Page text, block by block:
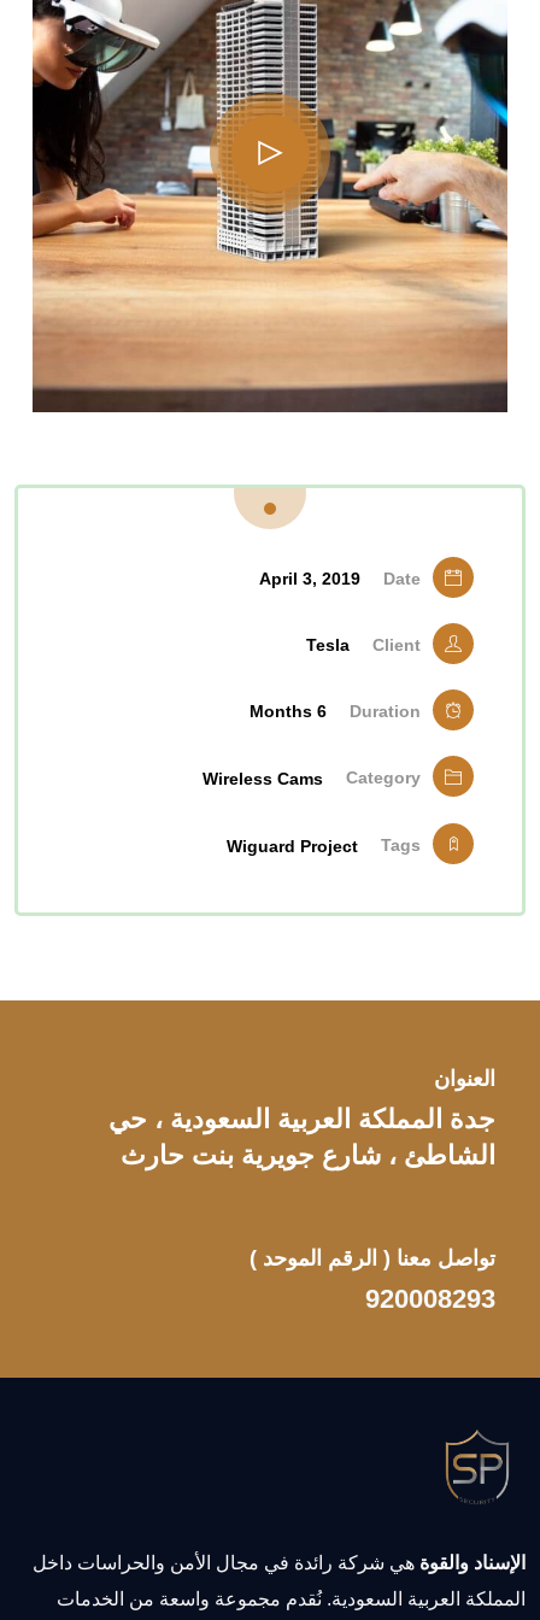
Date
April 3, 2019
Client
Tesla
Duration
6 Months
Category
Wireless Cams
Tags
Wiguard Project
العنوان
جدة المملكة العربية السعودية ، حي
الشاطئ ، شارع جويرية بنت حارث
تواصل معنا ( الرقم الموحد )
920008293
الإسناد والقوة هي شركة رائدة في مجال الأمن والحراسات داخل
المملكة العربية السعودية. نُقدم مجموعة واسعة من الخدمات